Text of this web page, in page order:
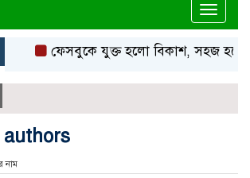
ফেসবুকে যুক্ত হলো বিকাশ, সহজ হলো
নাম